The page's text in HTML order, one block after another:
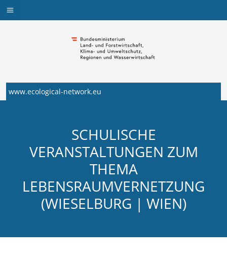
Zum
Navigation
Navigation
aufklappen
www.ecological-network.eu
SCHULISCHE
VERANSTALTUNGEN ZUM
THEMA
LEBENSRAUMVERNETZUNG
(WIESELBURG | WIEN)